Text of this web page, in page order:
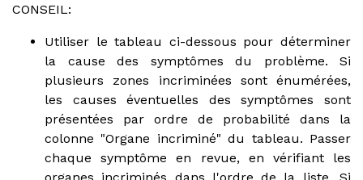
CONSEIL:
Utiliser le tableau ci-dessous pour déterminer
la cause des symptômes du problème. Si
plusieurs zones incriminées sont énumérées,
les causes éventuelles des symptômes sont
présentées par ordre de probabilité dans la
colonne "Organe incriminé" du tableau. Passer
chaque symptôme en revue, en vérifiant les